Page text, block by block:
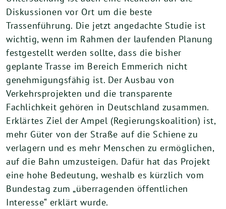
Diskussionen vor Ort um die beste
Trassenführung. Die jetzt angedachte Studie ist
wichtig, wenn im Rahmen der laufenden Planung
festgestellt werden sollte, dass die bisher
geplante Trasse im Bereich Emmerich nicht
genehmigungsfähig ist. Der Ausbau von
Verkehrsprojekten und die transparente
Fachlichkeit gehören in Deutschland zusammen.
Erklärtes Ziel der Ampel (Regierungskoalition) ist,
mehr Güter von der Straße auf die Schiene zu
verlagern und es mehr Menschen zu ermöglichen,
auf die Bahn umzusteigen. Dafür hat das Projekt
eine hohe Bedeutung, weshalb es kürzlich vom
Bundestag zum „überragenden öffentlichen
Interesse“ erklärt wurde.